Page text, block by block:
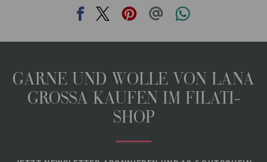
GARNE UND WOLLE VON LANA
GROSSA KAUFEN IM FILATI-
SHOP